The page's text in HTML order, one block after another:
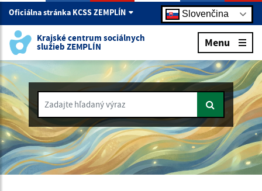
Oficiálna stránka KCSS ZEMPLÍN Slovenčina
Krajské centrum sociálnych
služieb ZEMPLÍN Menu
Zadajte hľadaný výraz